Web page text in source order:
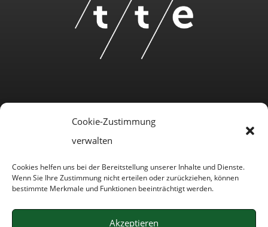
Cookie-Zustimmung
verwalten
Cookies helfen uns bei der Bereitstellung unserer Inhalte und Dienste.
Wenn Sie Ihre Zustimmung nicht erteilen oder zurückziehen, können
bestimmte Merkmale und Funktionen beeinträchtigt werden.
Akzeptieren
Besuche uns auf Facebook und Instagram: